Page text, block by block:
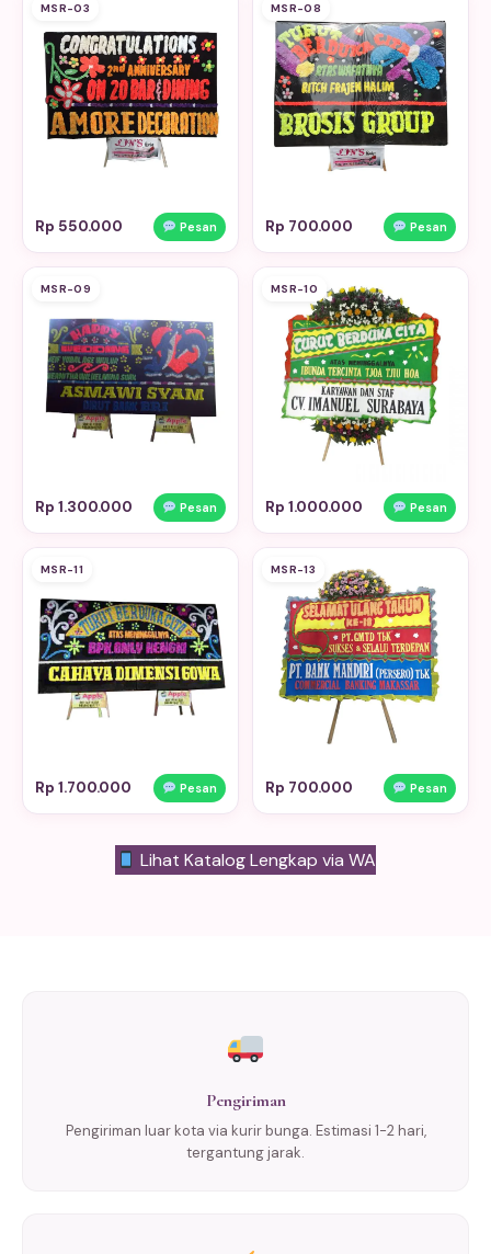
MSR-03
Rp 550.000 Pesan
MSR-08
Rp 700.000 Pesan
MSR-09
Rp 1.300.000 Pesan
MSR-10
Rp 1.000.000 Pesan
MSR-11
Rp 1.700.000 Pesan
MSR-13
Rp 700.000 Pesan
Lihat Katalog Lengkap via WA
Pengiriman
Pengiriman luar kota via kurir bunga. Estimasi 1-2 hari,
tergantung jarak.